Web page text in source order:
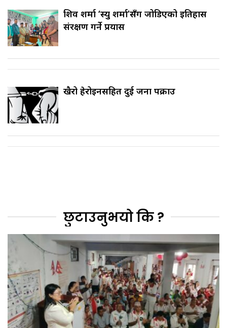
शिव शर्मा ‘स्यु शर्मा’सँग जोडिएको इतिहास
संरक्षण गर्ने प्रयास
खैरो हेरोइनसहित दुई जना पक्राउ
छुटाउनुभयो कि ?